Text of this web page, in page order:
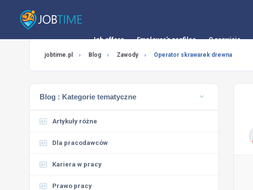
Job offers Employer's profiles O serwisie
jobtime.pl Blog Zawody Operator skrawarek drewna
Blog : Kategorie tematyczne
Artykuły różne
Dla pracodawców
Kariera w pracy
Prawo pracy